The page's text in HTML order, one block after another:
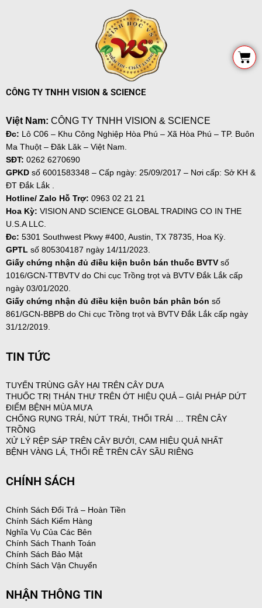
Cart
CÔNG TY TNHH VISION & SCIENCE
Việt Nam: CÔNG TY TNHH VISION & SCIENCE
Đc: Lô C06 – Khu Công Nghiệp Hòa Phú – Xã Hòa Phú – TP. Buôn
Ma Thuột – Đăk Lăk – Việt Nam.
SĐT: 0262 6270690
GPKD số 6001583348 – Cấp ngày: 25/09/2017 – Nơi cấp: Sở KH &
ĐT Đắk Lắk .
Hotline/ Zalo Hỗ Trợ: 0963 02 21 21
Hoa Kỳ: VISION AND SCIENCE GLOBAL TRADING CO IN THE
U.S.A LLC.
Đc: 5301 Southwest Pkwy #400, Austin, TX 78735, Hoa Kỳ.
GPTL số 805304187 ngày 14/11/2023.
Giấy chứng nhận đủ điều kiện buôn bán thuốc BVTV số
1016/GCN-TTBVTV do Chi cục Trồng trọt và BVTV Đắk Lắk cấp
ngày 03/01/2020.
Giấy chứng nhận đủ điều kiện buôn bán phân bón số
861/GCN-BBPB do Chi cục Trồng trọt và BVTV Đắk Lắk cấp ngày
31/12/2019.
TIN TỨC
TUYẾN TRÙNG GÂY HẠI TRÊN CÂY DƯA
THUỐC TRỊ THÁN THƯ TRÊN ỚT HIỆU QUẢ – GIẢI PHÁP DỨT
ĐIỂM BỆNH MÙA MƯA
CHỐNG RỤNG TRÁI, NỨT TRÁI, THỐI TRÁI … TRÊN CÂY
TRỒNG
XỬ LÝ RỆP SÁP TRÊN CÂY BƯỞI, CAM HIỆU QUẢ NHẤT
BỆNH VÀNG LÁ, THỐI RỄ TRÊN CÂY SẦU RIÊNG
CHÍNH SÁCH
Chính Sách Đổi Trả – Hoàn Tiền
Chính Sách Kiểm Hàng
Nghĩa Vụ Của Các Bên
Chính Sách Thanh Toán
Chính Sách Bảo Mật
Chính Sách Vận Chuyển
NHẬN THÔNG TIN